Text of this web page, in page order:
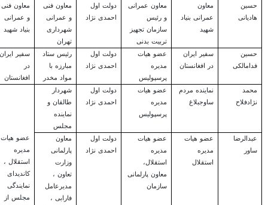
حسین
هادیانی
معاون
عمرانی بنیاد
شهید
معاون عمرانی
و رئیس
سازمان تجهیز
تربیت بدنی
دولت اول
احمدی نژاد
معاون فنی
و عمرانی
شهرداری
تهران
معاون فنی
و عمرانی
بنیاد شهید
حسین
فدامالکی
سفیر ایران
در افغانستان
عضو هیات
مدیره
پرسپولیس
دولت اول
احمدی نژاد
رئیس ستاد
مبارزه با
مواد مخدر
سفیر
در
افغانستان
محمد
نژادفلاح
نماینده مردم
ساوجبلاغ
عضو هیات
مدیره
پرسپولیس
دولت اول
احمدی نژاد
شهردار
طالقان و
نماینده
مجلس
عبدالرضا
ساور
عضو هیات
مدیره
استقلال
عضو هیات
مدیره
استقلال،
معاون پارلمانی
سازمان
دولت اول
احمدی نژاد
معاون
پارلمانی
وزارت
تعاون ،
مدیرعامل
فارابی ،
عضو هیات
مدیره
استقلال ،
کاندیدای
نمایندگی
مجلس از